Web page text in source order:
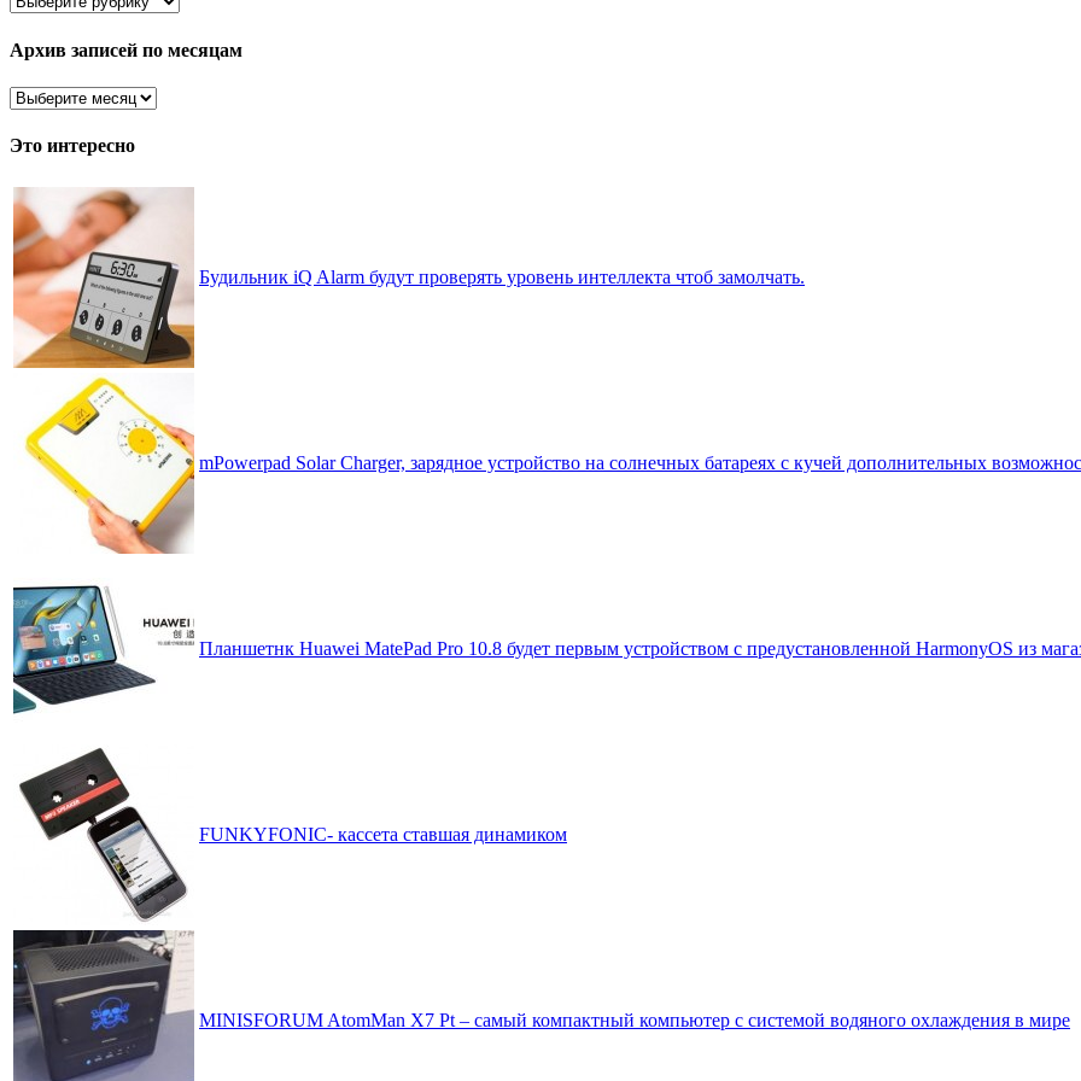
рассортировано
Архив записей по месяцам
Архив
по
Это интересно
Будильник iQ Alarm будут проверять уровень интеллекта чтоб замолчать.
mPowerpad Solar Charger, зарядное устройство на солнечных батареях с кучей дополнительных
Планшетнк Huawei MatePad Pro 10.8 будет первым устройством с предустановленной HarmonyOS из
FUNKYFONIC- кассета ставшая динамиком
MINISFORUM AtomMan X7 Pt – самый компактный компьютер с системой водяного охлаждения в мире